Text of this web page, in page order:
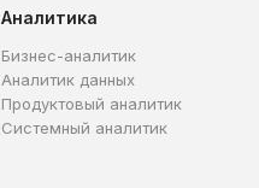
Аналитика
Бизнес-аналитик
Аналитик данных
Продуктовый аналитик
Системный аналитик